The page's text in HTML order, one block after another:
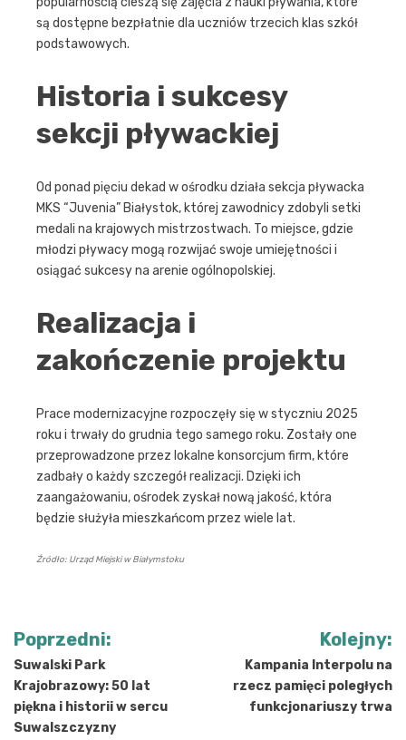
są dostępne bezpłatnie dla uczniów trzecich klas szkół
podstawowych.
Historia i sukcesy
sekcji pływackiej
Od ponad pięciu dekad w ośrodku działa sekcja pływacka
MKS “Juvenia” Białystok, której zawodnicy zdobyli setki
medali na krajowych mistrzostwach. To miejsce, gdzie
młodzi pływacy mogą rozwijać swoje umiejętności i
osiągać sukcesy na arenie ogólnopolskiej.
Realizacja i
zakończenie projektu
Prace modernizacyjne rozpoczęły się w styczniu 2025
roku i trwały do grudnia tego samego roku. Zostały one
przeprowadzone przez lokalne konsorcjum firm, które
zadbały o każdy szczegół realizacji. Dzięki ich
zaangażowaniu, ośrodek zyskał nową jakość, która
będzie służyła mieszkańcom przez wiele lat.
Źródło: Urząd Miejski w Białymstoku
Nawigacja
wpisu
Poprzedni:
Suwalski Park
Krajobrazowy: 50 lat
piękna i historii w sercu
Suwalszczyzny
Kolejny:
Kampania Interpolu na
rzecz pamięci poległych
funkcjonariuszy trwa